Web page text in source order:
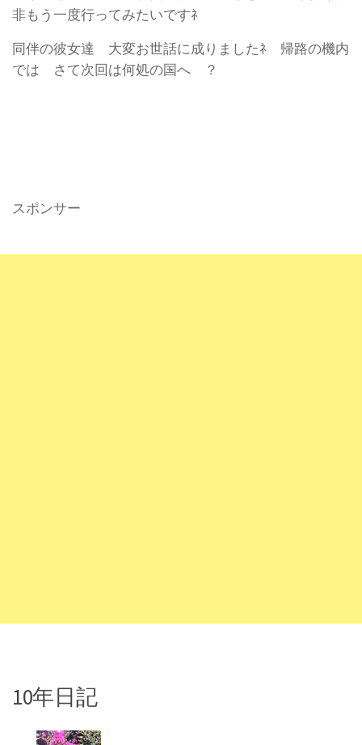
非もう一度行ってみたいですﾈ
同伴の彼女達 大変お世話に成りましたﾈ 帰路の機内
では さて次回は何処の国へ ？
スポンサー
10年日記